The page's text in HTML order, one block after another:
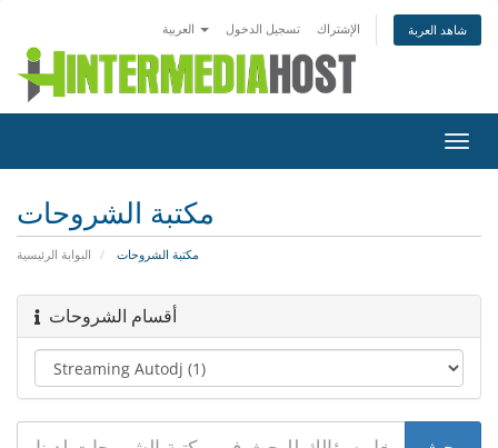
تسجيل الدخول الإشتراك شاهد العربة
تبديل
التنقل
مكتبة الشروحات
البوابة الرئيسية مكتبة الشروحات
أقسام الشروحات